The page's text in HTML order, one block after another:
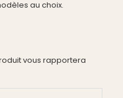
au choix.
vous rapportera